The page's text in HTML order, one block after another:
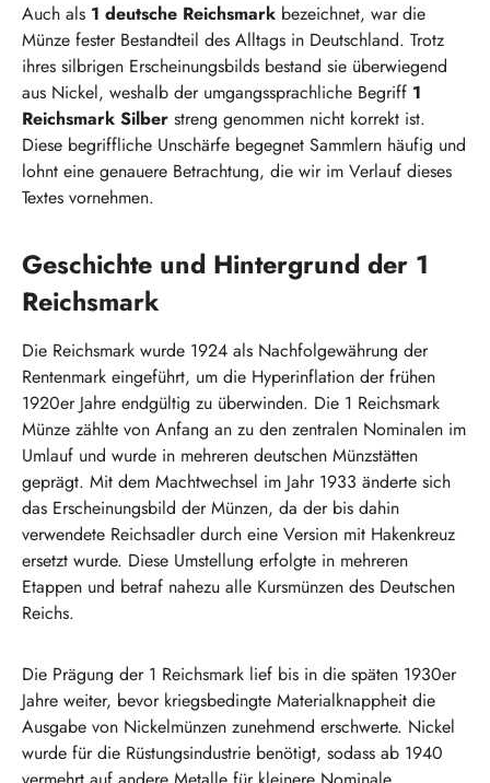
Auch als 1 deutsche Reichsmark bezeichnet, war die
Münze fester Bestandteil des Alltags in Deutschland. Trotz
ihres silbrigen Erscheinungsbilds bestand sie überwiegend
aus Nickel, weshalb der umgangssprachliche Begriff 1
Reichsmark Silber streng genommen nicht korrekt ist.
Diese begriffliche Unschärfe begegnet Sammlern häufig und
lohnt eine genauere Betrachtung, die wir im Verlauf dieses
Textes vornehmen.
Geschichte und Hintergrund der 1
Reichsmark
Die Reichsmark wurde 1924 als Nachfolgewährung der
Rentenmark eingeführt, um die Hyperinflation der frühen
1920er Jahre endgültig zu überwinden. Die 1 Reichsmark
Münze zählte von Anfang an zu den zentralen Nominalen im
Umlauf und wurde in mehreren deutschen Münzstätten
geprägt. Mit dem Machtwechsel im Jahr 1933 änderte sich
das Erscheinungsbild der Münzen, da der bis dahin
verwendete Reichsadler durch eine Version mit Hakenkreuz
ersetzt wurde. Diese Umstellung erfolgte in mehreren
Etappen und betraf nahezu alle Kursmünzen des Deutschen
Reichs.
Die Prägung der 1 Reichsmark lief bis in die späten 1930er
Jahre weiter, bevor kriegsbedingte Materialknappheit die
Ausgabe von Nickelmünzen zunehmend erschwerte. Nickel
wurde für die Rüstungsindustrie benötigt, sodass ab 1940